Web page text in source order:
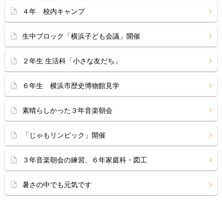
４年 校内キャンプ
生中ブロック「横浜子ども会議」開催
２年生 生活科「小さな友だち」
６年生 横浜市歴史博物館見学
素晴らしかった３年音楽朝会
「じゃもリンピック」開催
３年音楽朝会の練習、６年家庭科・図工
暑さの中でも元気です